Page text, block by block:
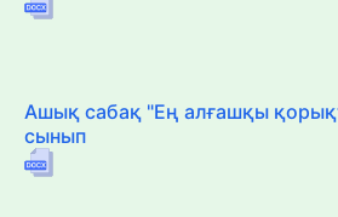
Ашық сабақ "Ең алғашқы
сынып